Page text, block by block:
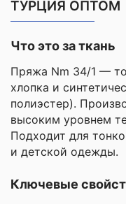
ТУРЦИЯ ОПТОМ
Что это за ткань
Пряжа Nm 34/1 —
хлопка и
полиэстер).
высоким уровнем
Подходит для
и детской одежды.
Ключевые